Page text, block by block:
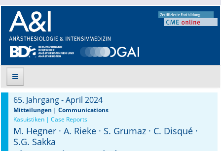
Suche
Aktuelle Ausgabe
65. Jahrgang - April 2024
Mitteilungen | Communications
Kasuistiken | Case Reports
M. Hegner · A. Rieke · S. Grumaz · C. Disqué ·
S.G. Sakka